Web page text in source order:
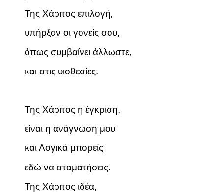
Της Χάριτος επιλογή,
υπήρξαν οι γονείς σου,
όπως συμβαίνει άλλωστε,
και στις υιοθεσίες.
Της Χάριτος η έγκριση,
είναι η ανάγνωση μου
και Λογικά μπορείς
εδώ να σταματήσεις.
Της Χάριτος ιδέα,